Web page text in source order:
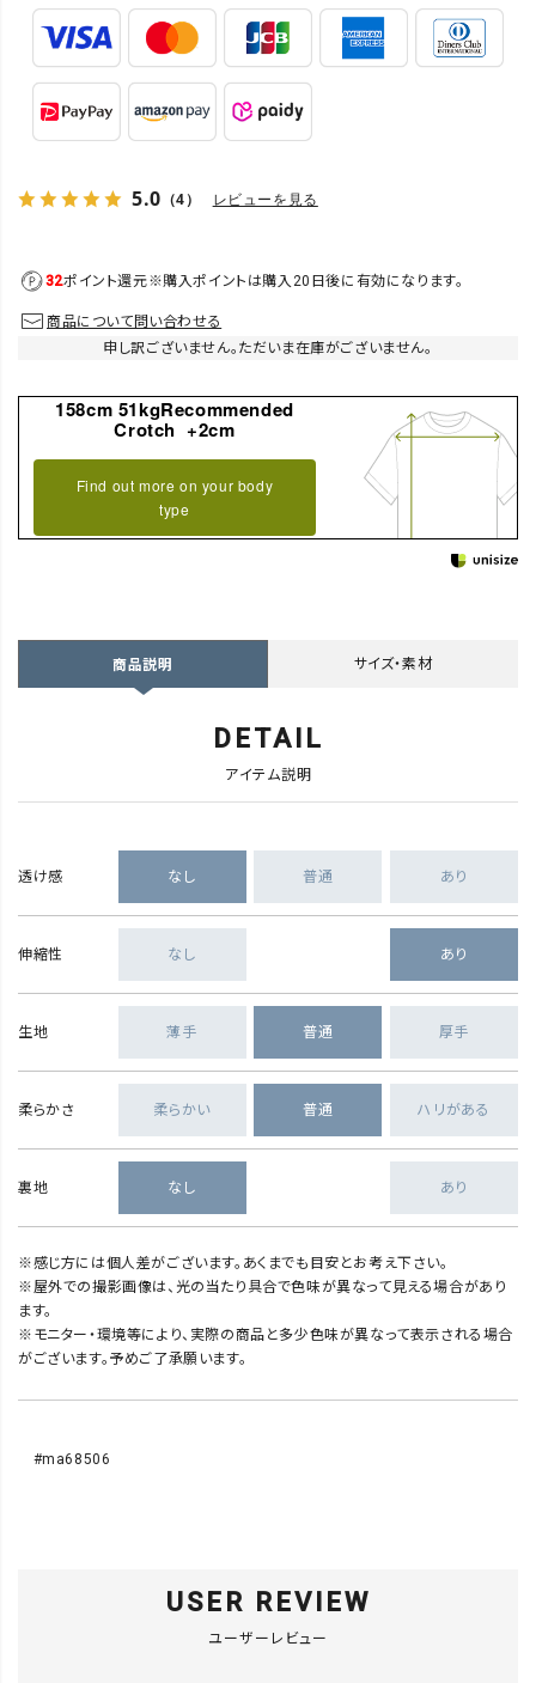
5.0 （4） レビューを見る
32ポイント還元※購入ポイントは購入20日後に有効になります。
商品について問い合わせる
申し訳ございません。ただいま在庫がございません。
158cm 51kgRecommended
Crotch +2cm
Find out more on your body
type
商品説明 サイズ・素材
DETAIL
アイテム説明
透け感 なし 普通 あり
伸縮性 なし あり
生地 薄手 普通 厚手
柔らかさ 柔らかい 普通 ハリがある
裏地 なし あり
※感じ方には個人差がございます。あくまでも目安とお考え下さい。
※屋外での撮影画像は、光の当たり具合で色味が異なって見える場合があり
ます。
※モニター・環境等により、実際の商品と多少色味が異なって表示される場合
がございます。予めご了承願います。
#ma68506
USER REVIEW
ユーザーレビュー